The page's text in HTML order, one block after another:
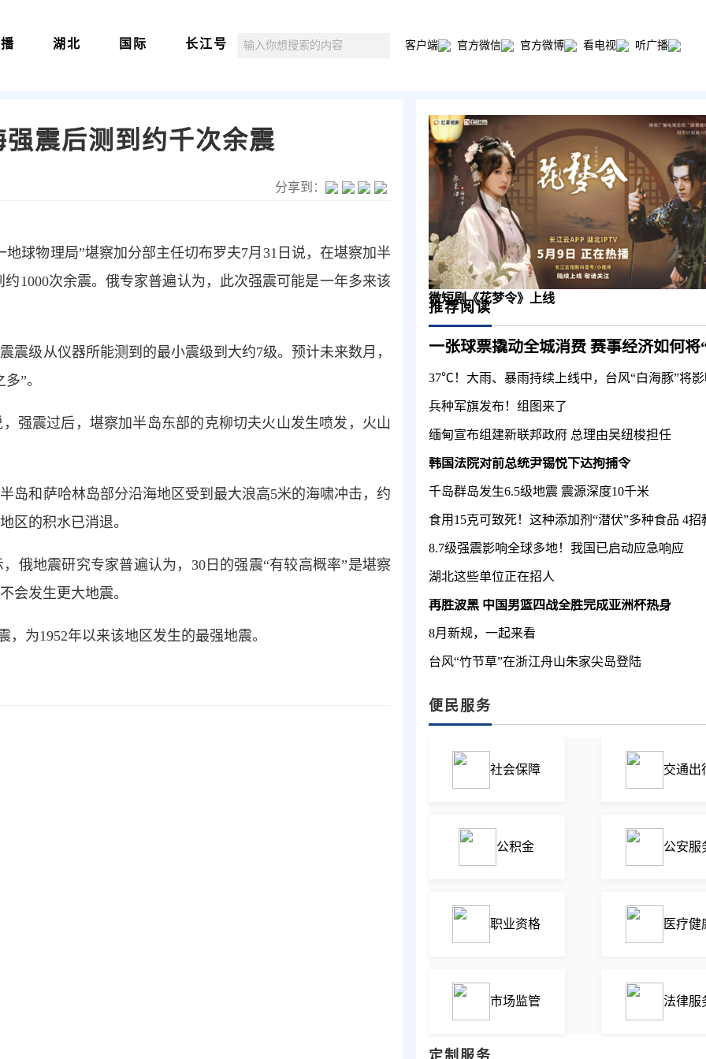
湖北 国际 长江号 客户端 官方微信 官方微博 看电视 听广播
震后测到约千次余震
分享到：
球物理局”堪察加分部主任切布罗夫7月31日说，在堪察加半
1000次余震。俄专家普遍认为，此次强震可能是一年多来该
震级从仪器所能测到的最小震级到大约7级。预计未来数月，
”。
强震过后，堪察加半岛东部的克柳切夫火山发生喷发，火山
岛和萨哈林岛部分沿海地区受到最大浪高5米的海啸冲击，约
区的积水已消退。
俄地震研究专家普遍认为，30日的强震“有较高概率”是堪察
会发生更大地震。
为1952年以来该地区发生的最强地震。
微短剧《花梦令》上线
推荐阅读
兵种军旗发布！组图来了
缅甸宣布组建新联邦政府 总理由吴纽梭担任
韩国法院对前总统尹锡悦下达拘捕令
千岛群岛发生6.5级地震 震源深度10千米
8.7级强震影响全球多地！我国已启动应急响应
湖北这些单位正在招人
再胜波黑 中国男篮四战全胜完成亚洲杯热身
8月新规，一起来看
台风“竹节草”在浙江舟山朱家尖岛登陆
便民服务
社会保障 交通出
公积金 公安服
职业资格 医疗健
市场监管 法律服
定制服务